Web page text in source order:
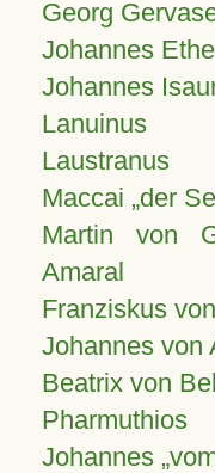
Georg
Johannes
Johannes
Lanuinus
Laustranus
Maccai „der
Martin von
Amaral
Franziskus
Johannes von
Beatrix von
Pharmuthios
Johannes